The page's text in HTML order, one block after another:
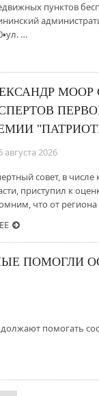
пунктов
…
МООР
августа 2026
совет, в
приступил к
что от
ПОМОГЛИ
помогать